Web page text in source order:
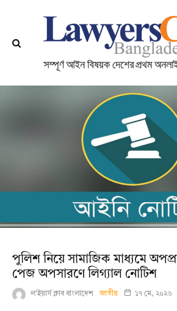
পুলিশ নিয়ে সামাজিক মাধ্যমে
পেজ অপসারণে লিগ্যাল নোটিশ
ল'ইয়ার্স ক্লাব বাংলাদেশ জাতীয় ১৭ মে, ২০২৬